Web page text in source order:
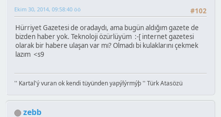
#102
Ekim 30, 2014, 09:58:40 öö
Hürriyet Gazetesi de oradaydı, ama bugün aldığım gazete de
bizden haber yok. Teknoloji özürlüyüm :-[ internet gazetesi
olarak bir habere ulaşan var mı? Olmadı bi kulaklarını çekmek
lazım <s9
'' Kartal'ý vuran ok kendi tüyünden yapýlýrmýþ '' Türk Atasözü
zebb